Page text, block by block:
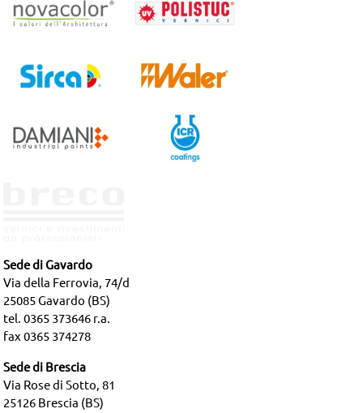
Sede di Gavardo
Via della Ferrovia, 74/d
25085 Gavardo (BS)
tel. 0365 373646 r.a.
fax 0365 374278
Sede di Brescia
Via Rose di Sotto, 81
25126 Brescia (BS)